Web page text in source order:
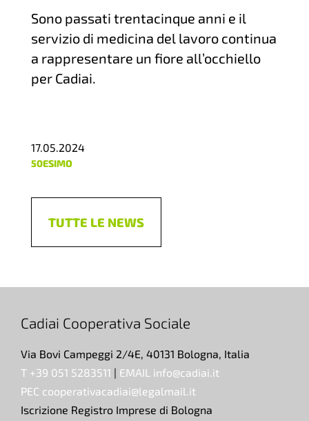
Sono passati trentacinque anni e il
servizio di medicina del lavoro continua
a rappresentare un fiore all’occhiello
per Cadiai.
17.05.2024
50ESIMO
TUTTE LE NEWS
Cadiai Cooperativa Sociale
Via Bovi Campeggi 2/4E, 40131 Bologna, Italia
T +39 051 5283511 | EMAIL info@cadiai.it
PEC cooperativacadiai@legalmail.it
Iscrizione Registro Imprese di Bologna